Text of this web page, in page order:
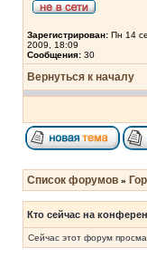
Зарегистрирован: Пн 14
2009, 18:09
Сообщения: 30
Вернуться к началу
Список форумов »
Кто сейчас на
Сейчас этот форум